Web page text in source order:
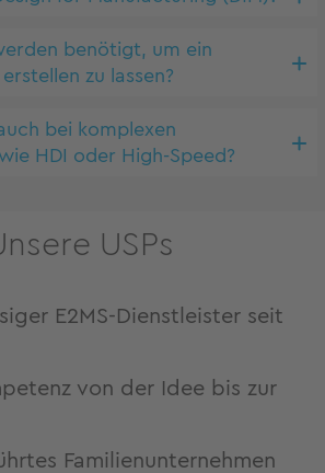
benötigt, um ein
zu lassen?
bei komplexen
HDI oder High-Speed?
USPs
E2MS-Dienstleister seit
von der Idee bis zur
Familienunternehmen